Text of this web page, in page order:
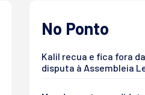
No Ponto
Kalil recua e fica fora
disputa à Assembleia